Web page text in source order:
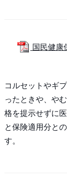
国民健
コルセットやギ
ったときや、や
格を提示せずに
と保険適用分と
す。